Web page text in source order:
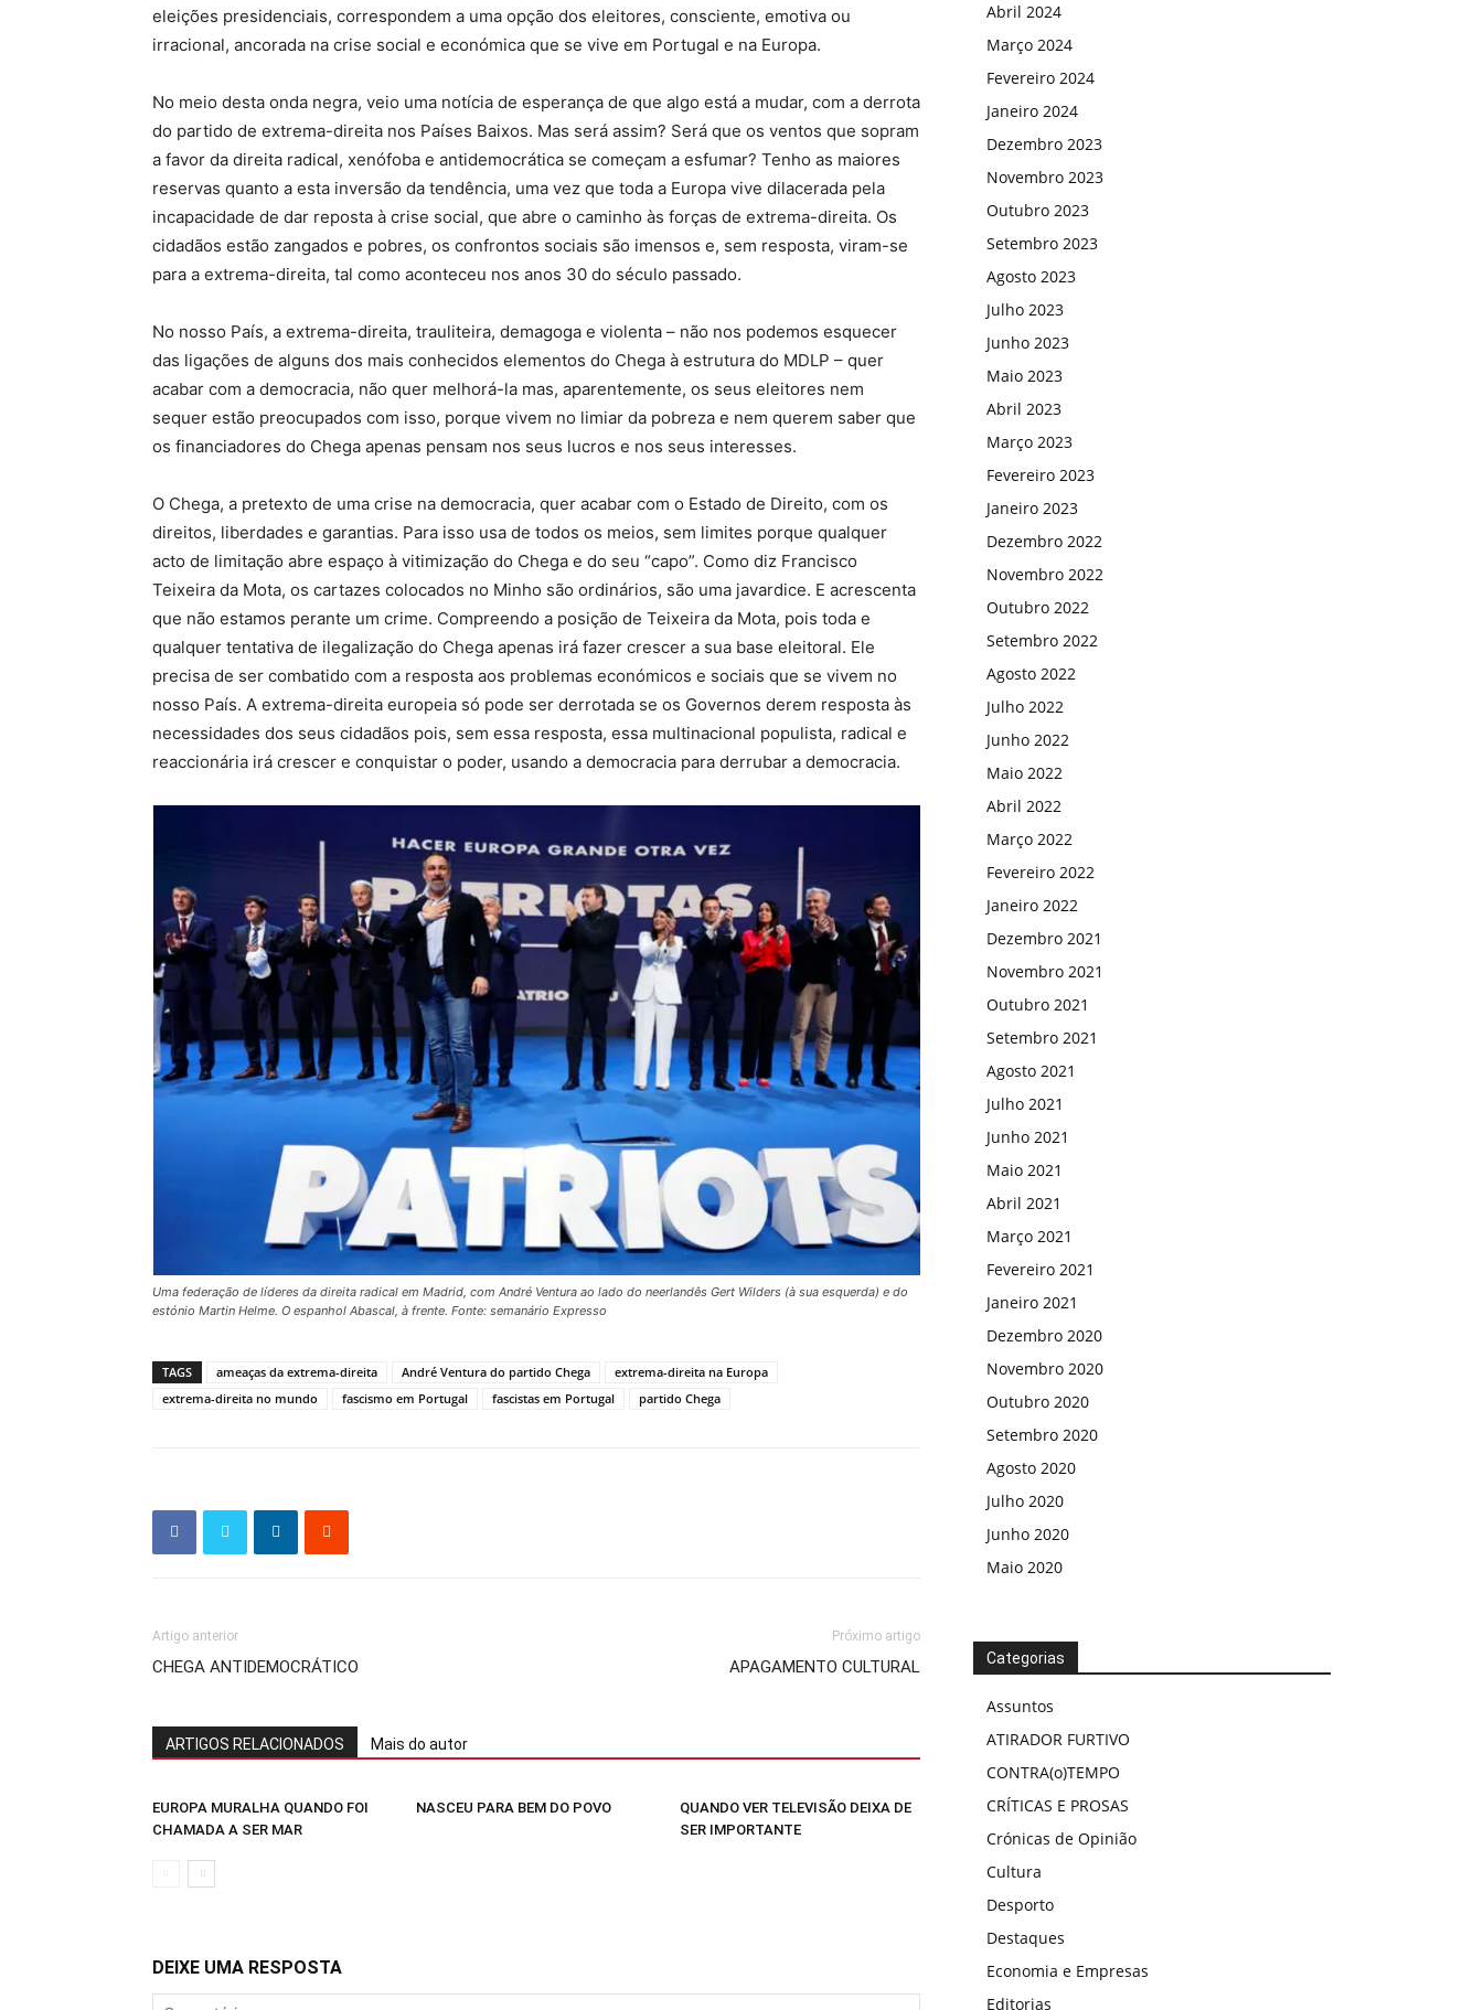
eleições presidenciais, correspondem a uma opção dos eleitores, consciente, emotiva ou
irracional, ancorada na crise social e económica que se vive em Portugal e na Europa.
No meio desta onda negra, veio uma notícia de esperança de que algo está a mudar, com a derrota
do partido de extrema-direita nos Países Baixos. Mas será assim? Será que os ventos que sopram
a favor da direita radical, xenófoba e antidemocrática se começam a esfumar? Tenho as maiores
reservas quanto a esta inversão da tendência, uma vez que toda a Europa vive dilacerada pela
incapacidade de dar reposta à crise social, que abre o caminho às forças de extrema-direita. Os
cidadãos estão zangados e pobres, os confrontos sociais são imensos e, sem resposta, viram-se
para a extrema-direita, tal como aconteceu nos anos 30 do século passado.
No nosso País, a extrema-direita, trauliteira, demagoga e violenta – não nos podemos esquecer
das ligações de alguns dos mais conhecidos elementos do Chega à estrutura do MDLP – quer
acabar com a democracia, não quer melhorá-la mas, aparentemente, os seus eleitores nem
sequer estão preocupados com isso, porque vivem no limiar da pobreza e nem querem saber que
os financiadores do Chega apenas pensam nos seus lucros e nos seus interesses.
O Chega, a pretexto de uma crise na democracia, quer acabar com o Estado de Direito, com os
direitos, liberdades e garantias. Para isso usa de todos os meios, sem limites porque qualquer
acto de limitação abre espaço à vitimização do Chega e do seu “capo”. Como diz Francisco
Teixeira da Mota, os cartazes colocados no Minho são ordinários, são uma javardice. E acrescenta
que não estamos perante um crime. Compreendo a posição de Teixeira da Mota, pois toda e
qualquer tentativa de ilegalização do Chega apenas irá fazer crescer a sua base eleitoral. Ele
precisa de ser combatido com a resposta aos problemas económicos e sociais que se vivem no
nosso País. A extrema-direita europeia só pode ser derrotada se os Governos derem resposta às
necessidades dos seus cidadãos pois, sem essa resposta, essa multinacional populista, radical e
reaccionária irá crescer e conquistar o poder, usando a democracia para derrubar a democracia.
Uma federação de líderes da direita radical em Madrid, com André Ventura ao lado do neerlandês Gert Wilders (à sua esquerda) e do
estónio Martin Helme. O espanhol Abascal, à frente. Fonte: semanário Expresso
TAGS ameaças da extrema-direita André Ventura do partido Chega
extrema-direita na Europa
extrema-direita no mundo
fascismo em Portugal fascistas em Portugal partido Chega
Artigo anterior
CHEGA ANTIDEMOCRÁTICO
Próximo artigo
APAGAMENTO CULTURAL
ARTIGOS RELACIONADOS Mais do autor
EUROPA MURALHA QUANDO FOI
CHAMADA A SER MAR
NASCEU PARA BEM DO POVO
QUANDO VER TELEVISÃO DEIXA DE
SER IMPORTANTE
DEIXE UMA RESPOSTA
Abril 2024
Março 2024
Fevereiro 2024
Janeiro 2024
Dezembro 2023
Novembro 2023
Outubro 2023
Setembro 2023
Agosto 2023
Julho 2023
Junho 2023
Maio 2023
Abril 2023
Março 2023
Fevereiro 2023
Janeiro 2023
Dezembro 2022
Novembro 2022
Outubro 2022
Setembro 2022
Agosto 2022
Julho 2022
Junho 2022
Maio 2022
Abril 2022
Março 2022
Fevereiro 2022
Janeiro 2022
Dezembro 2021
Novembro 2021
Outubro 2021
Setembro 2021
Agosto 2021
Julho 2021
Junho 2021
Maio 2021
Abril 2021
Março 2021
Fevereiro 2021
Janeiro 2021
Dezembro 2020
Novembro 2020
Outubro 2020
Setembro 2020
Agosto 2020
Julho 2020
Junho 2020
Maio 2020
Categorias
Assuntos
ATIRADOR FURTIVO
CONTRA(o)TEMPO
CRÍTICAS E PROSAS
Crónicas de Opinião
Cultura
Desporto
Destaques
Economia e Empresas
Editorias